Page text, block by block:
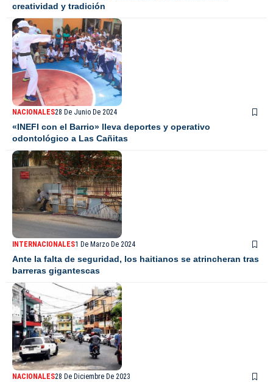
creatividad y tradición
NACIONALES28 De Junio De 2024
«INEFI con el Barrio» lleva deportes y operativo
odontológico a Las Cañitas
INTERNACIONALES1 De Marzo De 2024
Ante la falta de seguridad, los haitianos se atrincheran tras
barreras gigantescas
NACIONALES28 De Diciembre De 2023